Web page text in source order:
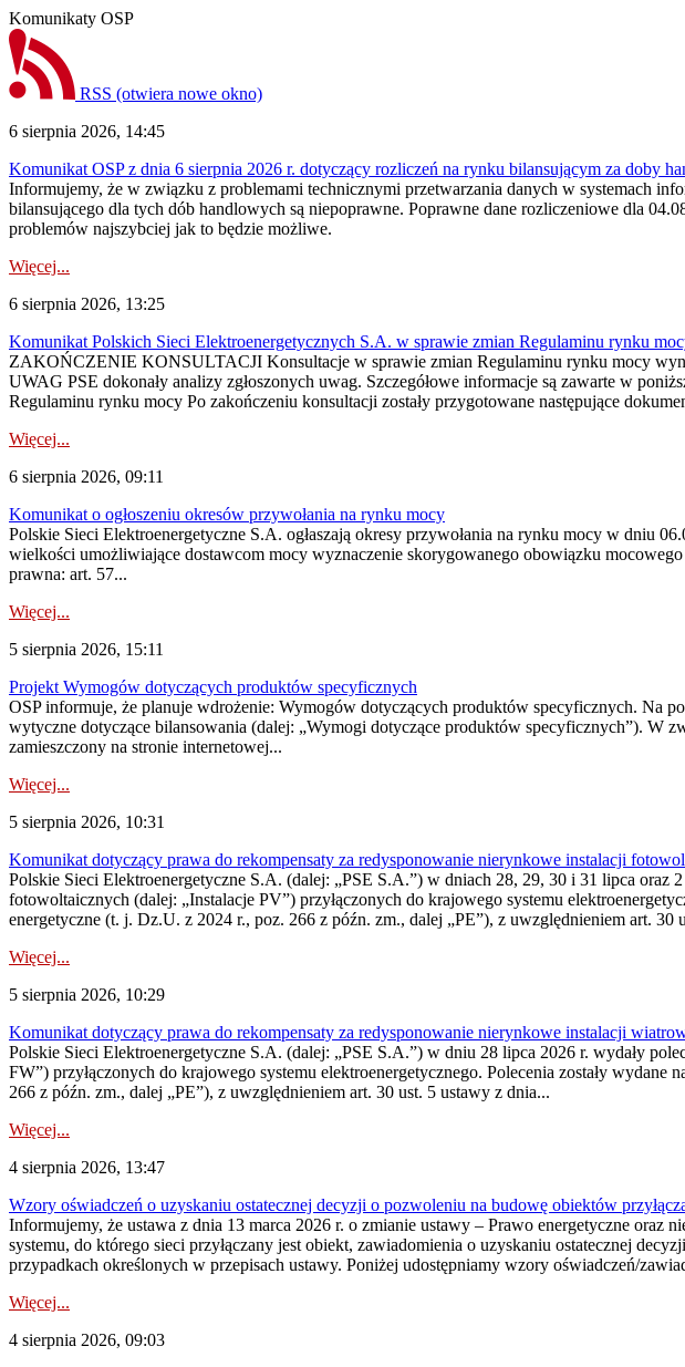
Komunikaty OSP
RSS (otwiera nowe okno)
6 sierpnia 2026, 14:45
Komunikat OSP z dnia 6 sierpnia 2026 r. dotyczący rozliczeń na rynku bilansującym za doby
Informujemy, że w związku z problemami technicznymi przetwarzania danych w systemach
bilansującego dla tych dób handlowych są niepoprawne. Poprawne dane rozliczeniowe dla
problemów najszybciej jak to będzie możliwe.
Więcej...
6 sierpnia 2026, 13:25
Komunikat Polskich Sieci Elektroenergetycznych S.A. w sprawie zmian Regulaminu rynku
ZAKOŃCZENIE KONSULTACJI Konsultacje w sprawie zmian Regulaminu rynku mocy
UWAG PSE dokonały analizy zgłoszonych uwag. Szczegółowe informacje są zawarte w
Regulaminu rynku mocy Po zakończeniu konsultacji zostały przygotowane następujące
Więcej...
6 sierpnia 2026, 09:11
Komunikat o ogłoszeniu okresów przywołania na rynku mocy
Polskie Sieci Elektroenergetyczne S.A. ogłaszają okresy przywołania na rynku mocy w dniu
wielkości umożliwiające dostawcom mocy wyznaczenie skorygowanego obowiązku
prawna: art. 57...
Więcej...
5 sierpnia 2026, 15:11
Projekt Wymogów dotyczących produktów specyficznych
OSP informuje, że planuje wdrożenie: Wymogów dotyczących produktów specyficznych. Na
wytyczne dotyczące bilansowania (dalej: „Wymogi dotyczące produktów specyficznych”). W
zamieszczony na stronie internetowej...
Więcej...
5 sierpnia 2026, 10:31
Komunikat dotyczący prawa do rekompensaty za redysponowanie nierynkowe instalacji
Polskie Sieci Elektroenergetyczne S.A. (dalej: „PSE S.A.”) w dniach 28, 29, 30 i 31 lipca oraz
fotowoltaicznych (dalej: „Instalacje PV”) przyłączonych do krajowego systemu
energetyczne (t. j. Dz.U. z 2024 r., poz. 266 z późn. zm., dalej „PE”), z uwzględnieniem art. 30
Więcej...
5 sierpnia 2026, 10:29
Komunikat dotyczący prawa do rekompensaty za redysponowanie nierynkowe instalacji
Polskie Sieci Elektroenergetyczne S.A. (dalej: „PSE S.A.”) w dniu 28 lipca 2026 r. wydały
FW”) przyłączonych do krajowego systemu elektroenergetycznego. Polecenia zostały
266 z późn. zm., dalej „PE”), z uwzględnieniem art. 30 ust. 5 ustawy z dnia...
Więcej...
4 sierpnia 2026, 13:47
Wzory oświadczeń o uzyskaniu ostatecznej decyzji o pozwoleniu na budowę obiektów
Informujemy, że ustawa z dnia 13 marca 2026 r. o zmianie ustawy – Prawo energetyczne
systemu, do którego sieci przyłączany jest obiekt, zawiadomienia o uzyskaniu ostatecznej
przypadkach określonych w przepisach ustawy. Poniżej udostępniamy wzory oświadczeń/
Więcej...
4 sierpnia 2026, 09:03